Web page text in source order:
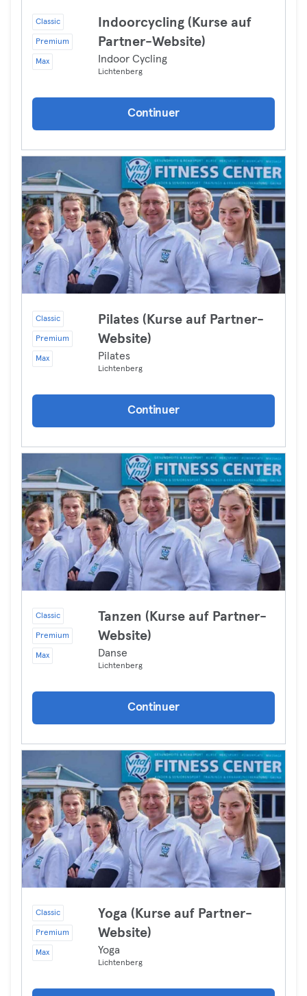
Classic
Premium
Max
Indoorcycling (Kurse auf
Partner-Website)
Indoor Cycling
Lichtenberg
Continuer
Classic
Premium
Max
Pilates (Kurse auf Partner-
Website)
Pilates
Lichtenberg
Continuer
Classic
Premium
Max
Tanzen (Kurse auf Partner-
Website)
Danse
Lichtenberg
Continuer
Classic
Premium
Max
Yoga (Kurse auf Partner-
Website)
Yoga
Lichtenberg